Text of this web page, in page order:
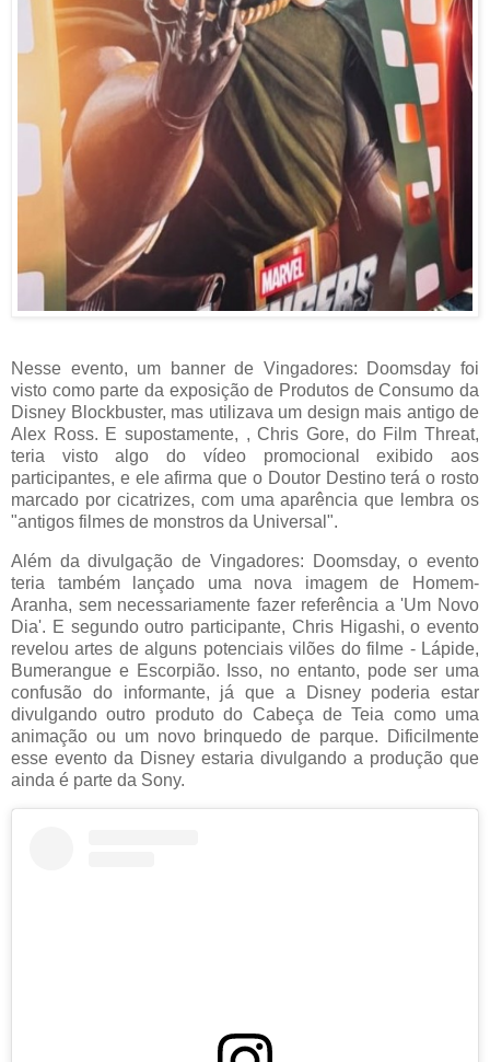
Nesse evento, um banner de Vingadores: Doomsday foi
visto como parte da exposição de Produtos de Consumo da
Disney Blockbuster, mas utilizava um design mais antigo de
Alex Ross. E supostamente, , Chris Gore, do Film Threat,
teria visto algo do vídeo promocional exibido aos
participantes, e ele afirma que o Doutor Destino terá o rosto
marcado por cicatrizes, com uma aparência que lembra os
"antigos filmes de monstros da Universal".
Além da divulgação de Vingadores: Doomsday, o evento
teria também lançado uma nova imagem de Homem-
Aranha, sem necessariamente fazer referência a 'Um Novo
Dia'. E segundo outro participante, Chris Higashi, o evento
revelou artes de alguns potenciais vilões do filme - Lápide,
Bumerangue e Escorpião. Isso, no entanto, pode ser uma
confusão do informante, já que a Disney poderia estar
divulgando outro produto do Cabeça de Teia como uma
animação ou um novo brinquedo de parque. Dificilmente
esse evento da Disney estaria divulgando a produção que
ainda é parte da Sony.